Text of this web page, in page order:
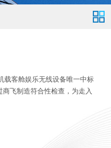
载客舱娱乐无线设备唯一中标
飞制造符合性检查，为走入